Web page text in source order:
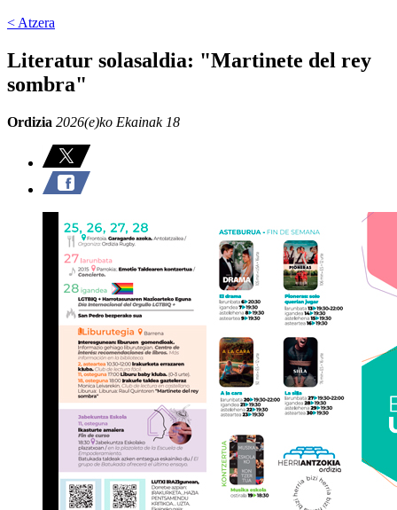
< Atzera
Literatur solasaldia: "Martinete del rey
sombra"
Ordizia 2026(e)ko Ekainak 18